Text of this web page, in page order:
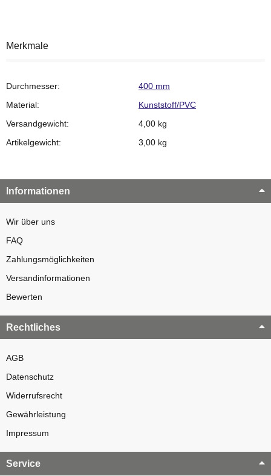
Merkmale
Durchmesser:
400 mm
Material:
Kunststoff/PVC
Versandgewicht:
4,00 kg
Artikelgewicht:
3,00 kg
Informationen
Wir über uns
FAQ
Zahlungsmöglichkeiten
Versandinformationen
Bewerten
Rechtliches
AGB
Datenschutz
Widerrufsrecht
Gewährleistung
Impressum
Service